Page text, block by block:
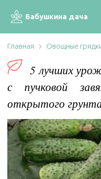
Бабушкина дача
Главная Овощные
5 лучших
с пучковой
открытого